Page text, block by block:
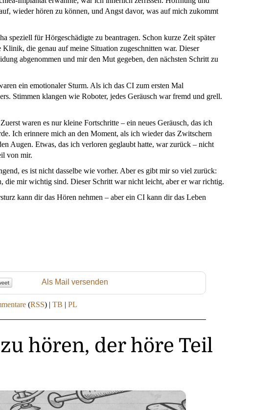
wieder hören zu können, und Angst davor, was auf mich zukommt
speziell für Hörgeschädigte zu beantragen. Schon kurze Zeit später
die genau auf meine Situation zugeschnitten war. Dieser
abgenommen und mir den Mut gegeben, den nächsten Schritt zu
ein emotionaler Sturm. Als ich das CI zum ersten Mal
Stimmen klangen wie Roboter, jedes Geräusch war fremd und grell.
waren es nur kleine Fortschritte – ein neues Geräusch, das ich
Ich erinnere mich an den Moment, als ich wieder das Zwitschern
Augen. Etwas, das ich verloren geglaubt hatte, war zurück – nicht
von mir.
es ist nicht dasselbe wie vorher. Aber es gibt mir so viel zurück:
die mir wichtig sind. Dieser Schritt war nicht leicht, aber er war richtig.
kann dir das Hören nehmen – aber ein CI kann dir das Leben
Als Mail versenden
(RSS) | TB | PL
hören, der höre Teil